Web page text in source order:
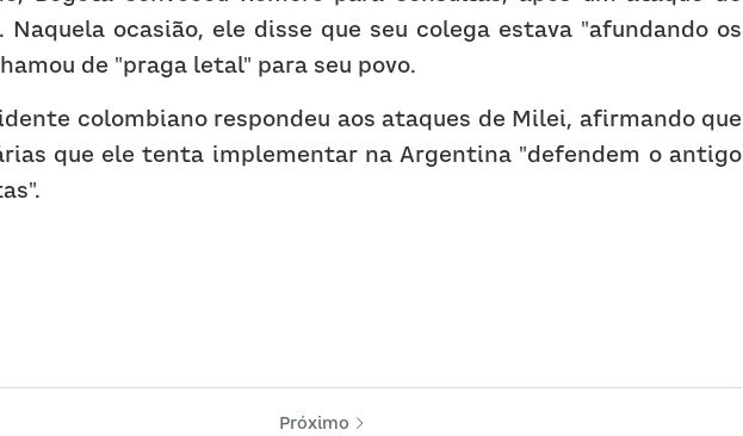
ocasião, ele disse que seu colega estava "afundando os
de "praga letal" para seu povo.
colombiano respondeu aos ataques de Milei, afirmando que
que ele tenta implementar na Argentina "defendem o antigo
Próximo